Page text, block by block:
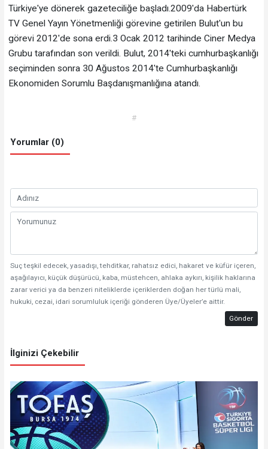
Türkiye'ye dönerek gazeteciliğe başladı.2009'da Habertürk
TV Genel Yayın Yönetmenliği görevine getirilen Bulut'un bu
görevi 2012'de sona erdi.3 Ocak 2012 tarihinde Ciner Medya
Grubu tarafından son verildi. Bulut, 2014'teki cumhurbaşkanlığı
seçiminden sonra 30 Ağustos 2014'te Cumhurbaşkanlığı
Ekonomiden Sorumlu Başdanışmanlığına atandı.
#
Yorumlar (0)
Suç teşkil edecek, yasadışı, tehditkar, rahatsız edici, hakaret ve küfür içeren,
aşağılayıcı, küçük düşürücü, kaba, müstehcen, ahlaka aykırı, kişilik haklarına
zarar verici ya da benzeri niteliklerde içeriklerden doğan her türlü mali,
hukuki, cezai, idari sorumluluk içeriği gönderen Üye/Üyeler’e aittir.
Gönder
İlginizi Çekebilir